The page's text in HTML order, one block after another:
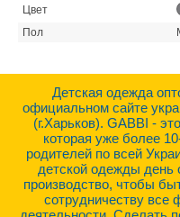
Цвет
Пол
Детская одежда
официальном сайте
(г.Харьков). GABBI -
которая уже более
родителей по всей
детской одежды день
производство, чтобы
сотрудничеству все